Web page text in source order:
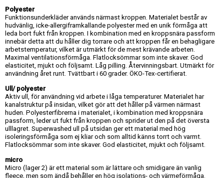
Polyester
Funktionsunderkläder används närmast kroppen. Materialet består av
hudvänlig, icke-allergiframkallande polyester med en unik förmåga att
leda bort fukt från kroppen. I kombination med en kroppsnära passform
innebär detta att du håller dig torrare och att kroppen får en behagligare
arbetstemperatur, vilket är utmärkt för de mest krävande arbeten.
Maximal ventilationsförmåga. Flatlocksömmar som inte skaver. God
elasticitet, mjukt och följsamt. Låg pilling. Återvinningsbart. Utmärkt för
användning året runt. Tvättbart i 60 grader. ÖKO-Tex-certifierat.
Ull/ polyester
Aktiv ull, för användning vid arbete i låga temperaturer. Materialet har
kanalstruktur på insidan, vilket gör att det håller på värmen närmast
huden. Polyesterfibrerna i materialet, i kombination med kroppsnära
passform, leder ut fukt från kroppen och sprider ut den på det översta
ulllagret. Superwashed ull på utsidan ger ett material med hög
isoleringsförmåga som ej kliar och som alltid känns torrt och varmt.
Flatlocksömmar som inte skaver. God elasticitet, mjukt och följsamt.
micro
Micro (lager 2) är ett material som är lättare och smidigare än vanlig
fleece, men som ändå behåller en hög isolations- och värmeförmåga.